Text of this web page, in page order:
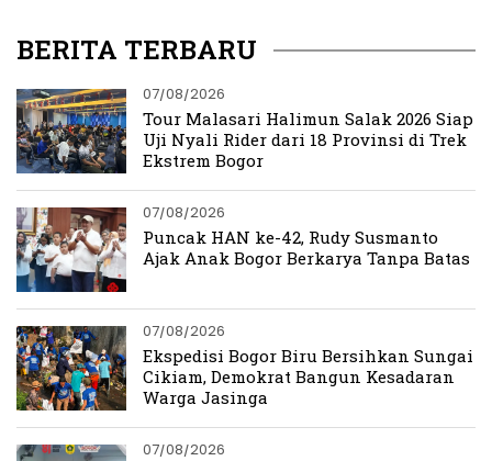
BERITA TERBARU
07/08/2026
Tour Malasari Halimun Salak 2026 Siap
Uji Nyali Rider dari 18 Provinsi di Trek
Ekstrem Bogor
07/08/2026
Puncak HAN ke-42, Rudy Susmanto
Ajak Anak Bogor Berkarya Tanpa Batas
07/08/2026
Ekspedisi Bogor Biru Bersihkan Sungai
Cikiam, Demokrat Bangun Kesadaran
Warga Jasinga
07/08/2026